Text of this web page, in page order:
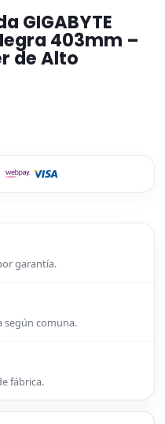
GIGABYTE
403mm –
de Alto
garantía.
según comuna.
fábrica.